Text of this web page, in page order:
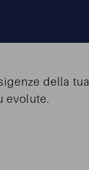
della tua
evolute.